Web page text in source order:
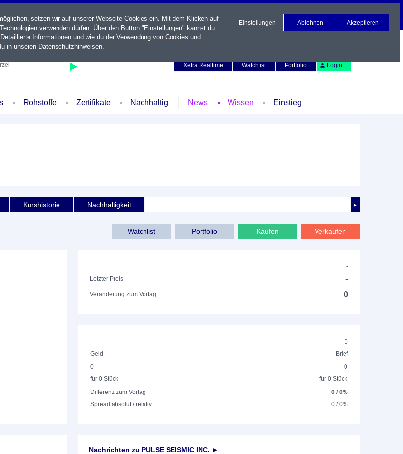
Xetra Realtime
Watchlist Portfolio Login
Rohstoffe Zertifikate Nachhaltig News Wissen Einstieg
►
Kurshistorie Nachhaltigkeit
Watchlist Portfolio Kaufen Verkaufen
-
Letzter Preis
-
Veränderung zum Vortag 0
0
Geld
Brief
0
für 0 Stück
0
für 0 Stück
Differenz zum Vortag
0 / 0%
Spread absolut / relativ
0 / 0%
Nachrichten zu PULSE SEISMIC INC. ►
setzen wir auf unserer Webseite Cookies ein. Mit dem Klicken auf
verwenden dürfen. Über den Button "Einstellungen" kannst du
Informationen und wie du der Verwendung von Cookies und
in unseren Datenschutzhinweisen.
Einstellungen Ablehnen Akzeptieren